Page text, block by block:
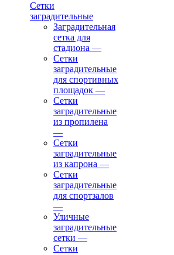
Сетки
заградительные
Заградительная
сетка для
стадиона —
Сетки
заградительные
для спортивных
площадок —
Сетки
заградительные
из пропилена
—
Сетки
заградительные
из капрона —
Сетки
заградительные
для спортзалов
—
Уличные
заградительные
сетки —
Сетки